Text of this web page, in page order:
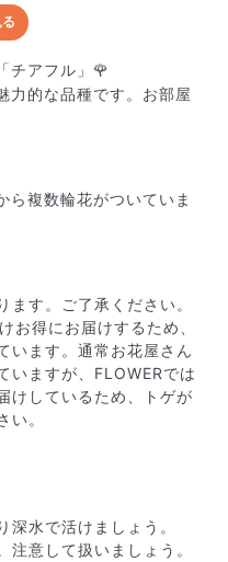
すくなる処理）を施
てお届けしています。
うに見えますが、輸送
する効果があります。
チアフル」🌹
力的な品種です。お部屋
複数輪花がついていま
す。ご了承ください。
お得にお届けするため、
います。通常お花屋さん
いますが、FLOWERでは
けしているため、トゲが
い。
水で活けましょう。
注意して扱いましょう。